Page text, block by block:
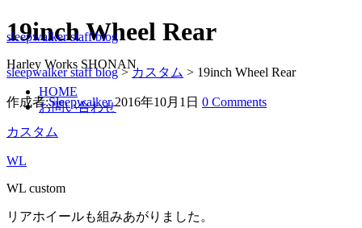
sleepwalker staff blog
Harley Works SHONAN
HOME
お問い合わせ
19inch Wheel Rear
sleepwalker staff blog> カスタム > 19inch Wheel Rear
作成者:Sleepwalker 2016年10月1日 0 Comments
カスタム
WL
WL custom
リアホイールも組みあがりました。